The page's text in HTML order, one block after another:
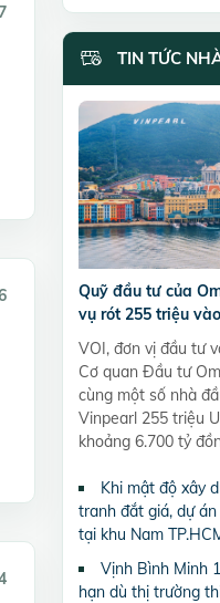
TIN TỨC
Quỹ đầu tư của
vụ rót 255 triệu
VOI, đơn vị đầu tư
Cơ quan Đầu tư
cùng một số nhà
Vinpearl 255 triệu
khoảng 6.700 tỷ
Khi mật độ xây
tranh đắt giá, dự
tại khu Nam
Vịnh Bình Minh
hạn dù thị trường